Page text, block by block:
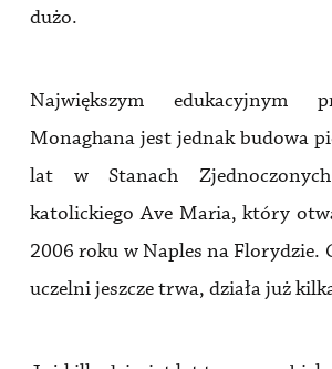
dużo.
Największym edukacyjnym
Monaghana jest jednak budowa
lat w Stanach
katolickiego Ave Maria, który
2006 roku w Naples na Florydzie.
uczelni jeszcze trwa, działa już